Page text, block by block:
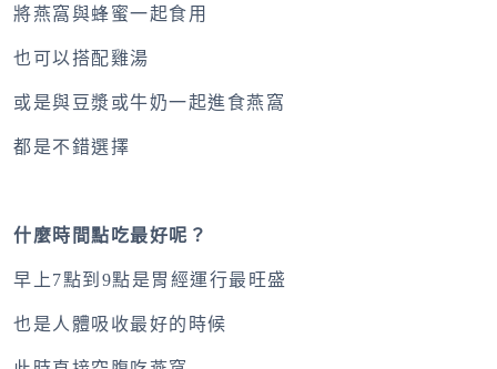
將燕窩與蜂蜜一起食用
也可以搭配雞湯
或是與豆漿或牛奶一起進食燕窩
都是不錯選擇
什麼時間點吃最好呢？
早上7點到9點是胃經運行最旺盛
也是人體吸收最好的時候